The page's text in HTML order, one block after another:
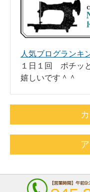
人気ブログランキ
１日１回 ポチッ
嬉しいです＾＾